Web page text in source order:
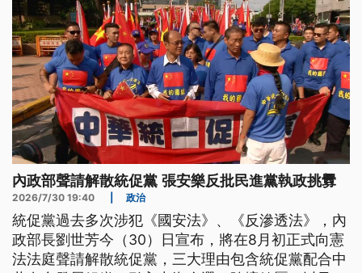
內政部聲請解散統促黨 張安樂反批民進黨執政挑釁
2026/7/30 19:40 政治
統促黨過去多次涉犯《國安法》、《反滲透法》，內
政部長劉世芳今（30）日宣布，將在8月初正式向憲
法法庭聲請解散統促黨，三大理由包含統促黨配合中